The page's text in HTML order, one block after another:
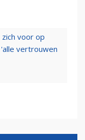
voor op
vertrouwen